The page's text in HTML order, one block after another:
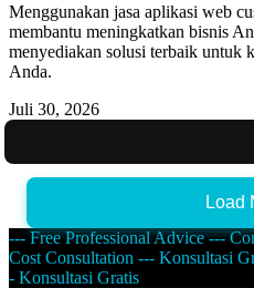
Menggunakan jasa aplikasi web
membantu meningkatkan bisnis
menyediakan solusi terbaik untuk
Anda.
Juli 30, 2026
Load
--- Free Professional Advice ---
Cost Consultation --- Konsultasi
- Konsultasi Gratis